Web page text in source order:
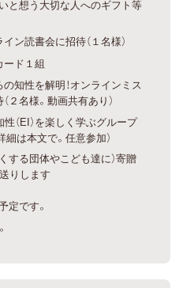
と想う大切な人へのギフト等
ン読書会に招待（１名様）
ド１組
知性を解明！オンラインミス
２名様。動画共有あり）
性（EI）を楽しく学ぶグループ
細は本文で。任意参加）
する団体やこども達に）寄贈
りします
定です。